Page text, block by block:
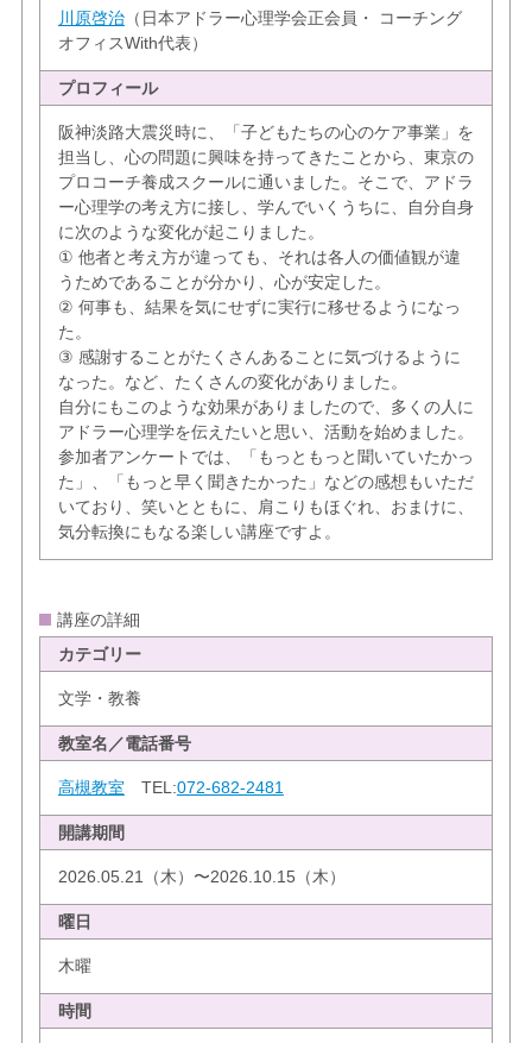
川原啓治（日本アドラー心理学会正会員・ コーチング
オフィスWith代表）
プロフィール
阪神淡路大震災時に、「子どもたちの心のケア事業」を
担当し、心の問題に興味を持ってきたことから、東京の
プロコーチ養成スクールに通いました。そこで、アドラ
ー心理学の考え方に接し、学んでいくうちに、自分自身
に次のような変化が起こりました。
① 他者と考え方が違っても、それは各人の価値観が違
うためであることが分かり、心が安定した。
② 何事も、結果を気にせずに実行に移せるようになっ
た。
③ 感謝することがたくさんあることに気づけるように
なった。など、たくさんの変化がありました。
自分にもこのような効果がありましたので、多くの人に
アドラー心理学を伝えたいと思い、活動を始めました。
参加者アンケートでは、「もっともっと聞いていたかっ
た」、「もっと早く聞きたかった」などの感想もいただ
いており、笑いとともに、肩こりもほぐれ、おまけに、
気分転換にもなる楽しい講座ですよ。
講座の詳細
カテゴリー
文学・教養
教室名／電話番号
高槻教室 TEL:072-682-2481
開講期間
2026.05.21（木）〜2026.10.15（木）
曜日
木曜
時間